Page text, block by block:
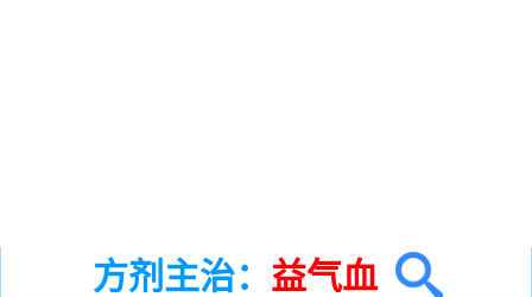
方剂主治： 益气血